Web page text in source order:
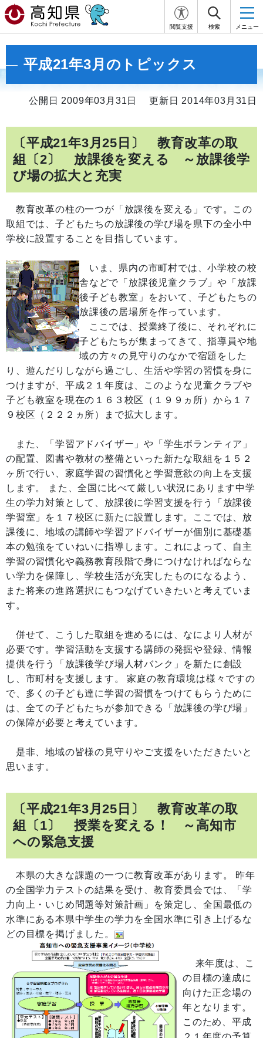
閲覧支援 検索 メニュー
平成21年3月のトピックス
公開日 2009年03月31日 更新日 2014年03月31日
〔平成21年3月25日〕 教育改革の取
組〔2〕 放課後を変える ～放課後学
び場の拡大と充実
教育改革の柱の一つが「放課後を変える」です。この
取組では、子どもたちの放課後の学び場を県下の全小中
学校に設置することを目指しています。
いま、県内の市町村では、小学校の校
舎などで「放課後児童クラブ」や「放課
後子ども教室」をおいて、子どもたちの
放課後の居場所を作っています。
ここでは、授業終了後に、それぞれに
子どもたちが集まってきて、指導員や地
域の方々の見守りのなかで宿題をした
り、遊んだりしながら過ごし、生活や学習の習慣を身に
つけますが、平成２１年度は、このような児童クラブや
子ども教室を現在の１６３校区（１９９ヵ所）から１７
９校区（２２２ヵ所）まで拡大します。
また、「学習アドバイザー」や「学生ボランティア」
の配置、図書や教材の整備といった新たな取組を１５２
ヶ所で行い、家庭学習の習慣化と学習意欲の向上を支援
します。 また、全国に比べて厳しい状況にあります中学
生の学力対策として、放課後に学習支援を行う「放課後
学習室」を１７校区に新たに設置します。ここでは、放
課後に、地域の講師や学習アドバイザーが個別に基礎基
本の勉強をていねいに指導します。これによって、自主
学習の習慣化や義務教育段階で身につけなければならな
い学力を保障し、学校生活が充実したものになるよう、
また将来の進路選択にもつなげていきたいと考えていま
す。
併せて、こうした取組を進めるには、なにより人材が
必要です。学習活動を支援する講師の発掘や登録、情報
提供を行う「放課後学び場人材バンク」を新たに創設
し、市町村を支援します。 家庭の教育環境は様々ですの
で、多くの子ども達に学習の習慣をつけてもらうために
は、全ての子どもたちが参加できる「放課後の学び場」
の保障が必要と考えています。
是非、地域の皆様の見守りやご支援をいただきたいと
思います。
〔平成21年3月25日〕 教育改革の取
組〔1〕 授業を変える！ ～高知市
への緊急支援
本県の大きな課題の一つに教育改革があります。 昨年
の全国学力テストの結果を受け、教育委員会では、「学
力向上・いじめ問題等対策計画」を策定し、全国最低の
水準にある本県中学生の学力を全国水準に引き上げるな
どの目標を掲げました。
来年度は、こ
の目標の達成に
向けた正念場の
年となります。
このため、平成